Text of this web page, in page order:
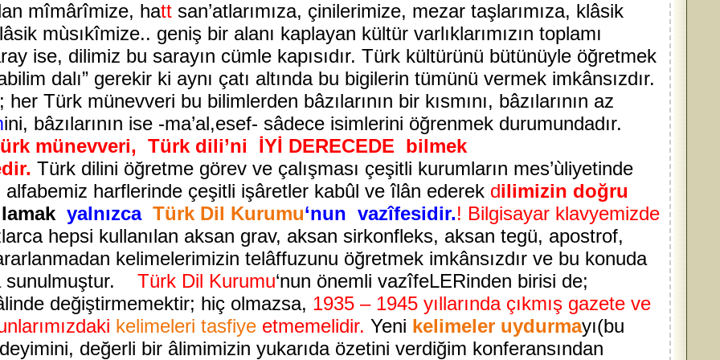
mîmârîmize, hatt san’atlarımıza, çinilerimize, mezar taşlarımıza, klâsik
mùsıkîmize.. geniş bir alanı kaplayan kültür varlıklarımızın toplamı
ise, dilimiz bu sarayın cümle kapısıdır. Türk kültürünü bütünüyle öğretmek
dalı” gerekir ki aynı çatı altında bu bigilerin tümünü vermek imkânsızdır.
Türk münevveri bu bilimlerden bâzılarının bir kısmını, bâzılarının az
ini, bâzılarının ise -ma’al,esef- sâdece isimlerini öğrenmek durumundadır.
münevveri, Türk dili’ni İYİ DERECEDE bilmek
Türk dilini öğretme görev ve çalışması çeşitli kurumların mes’ùliyetinde
harflerinde çeşitli işâretler kabûl ve îlân ederek dilimizin doğru
yalnızcaTürk Dil Kurumu‘nun vazîfesidir.! Bilgisayar klavyemizde
hepsi kullanılan aksan grav, aksan sirkonfleks, aksan tegü, apostrof,
kelimelerimizin telâffuzunu öğretmek imkânsızdır ve bu konuda
sunulmuştur.
Türk Dil Kurumu‘nun önemli vazîfeLERinden birisi de;
değiştirmemektir; hiç olmazsa, 1935 – 1945 yıllarında çıkmış gazete ve
kelimeleri tasfiye etmemelidir. Yeni kelimeler uydurmayı(bu
değerli bir âlimimizin yukarıda özetini verdiğim konferansından